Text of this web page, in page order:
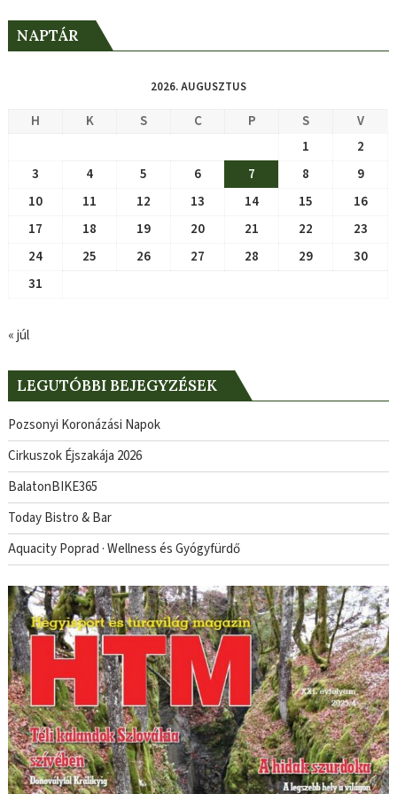
NAPTÁR
2026. AUGUSZTUS
H K S C P S
V
1
2
3
4 5 6 7 8
9
10
11 12 13 14 15
16
17
18 19 20 21 22
23
24
25 26 27 28 29
30
31
« júl
LEGUTÓBBI BEJEGYZÉSEK
Pozsonyi Koronázási Napok
Cirkuszok Éjszakája 2026
BalatonBIKE365
Today Bistro & Bar
Aquacity Poprad · Wellness és Gyógyfürdő